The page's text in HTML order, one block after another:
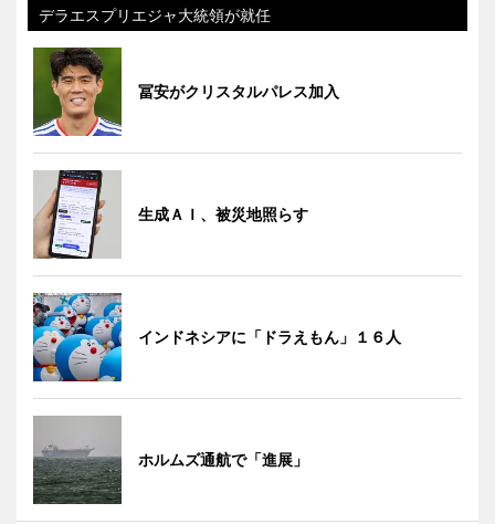
デラエスプリエジャ大統領が就任
冨安がクリスタルパレス加入
生成ＡＩ、被災地照らす
インドネシアに「ドラえもん」１６人
ホルムズ通航で「進展」